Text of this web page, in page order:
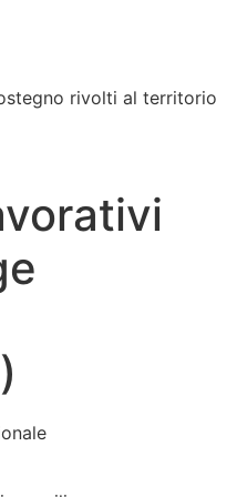
rivolti al territorio